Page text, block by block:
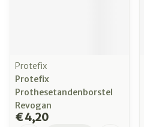
Protefix
Protefix
Prothesetandenborstel
Revogan
€ 4,20